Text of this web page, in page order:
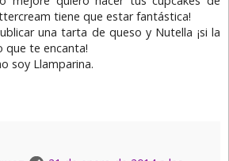
tiene que estar fantástica!
una tarta de queso y Nutella ¡si la
que te encanta!
soy Llamparina.